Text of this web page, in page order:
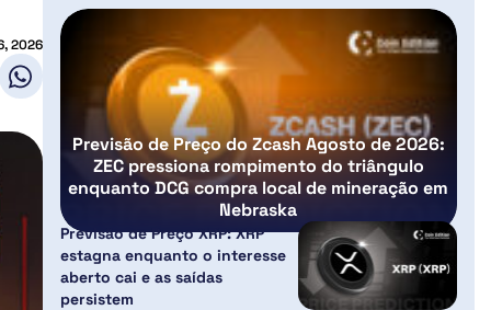
2026
Previsão de Preço do Zcash Agosto de 2026:
ZEC pressiona rompimento do triângulo
enquanto DCG compra local de mineração em
Nebraska
Previsão de Preço XRP: XRP
estagna enquanto o interesse
aberto cai e as saídas
persistem